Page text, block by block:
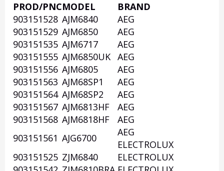
Otsikko
1
PROD/PNCMODEL
BRAND
903151528 AJM6840
AEG
903151529 AJM6850
AEG
903151535 AJM6717
AEG
903151555 AJM6850UK AEG
903151556 AJM6805
AEG
903151563 AJM68SP1
AEG
903151564 AJM68SP2
AEG
903151567 AJM6813HF
AEG
903151568 AJM6818HF
AEG
903151561 AJG6700
AEG
ELECTROLUX
903151525 ZJM6840
ELECTROLUX